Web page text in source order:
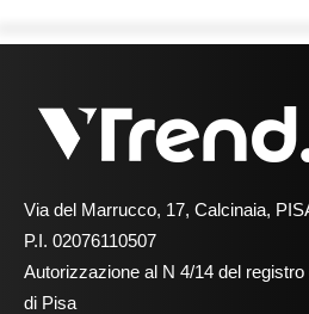
Via del Marrucco, 17, Calcinaia,
P.I. 02076110507
Autorizzazione al N 4/14 del
di Pisa